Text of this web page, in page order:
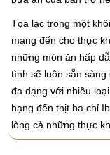
Tọa lạc trong một
mang đến cho thực
những món ăn hấp
tình sẽ luôn sẵn
đa dạng với nhiều
hạng đến thịt ba chỉ
lòng cả những thực